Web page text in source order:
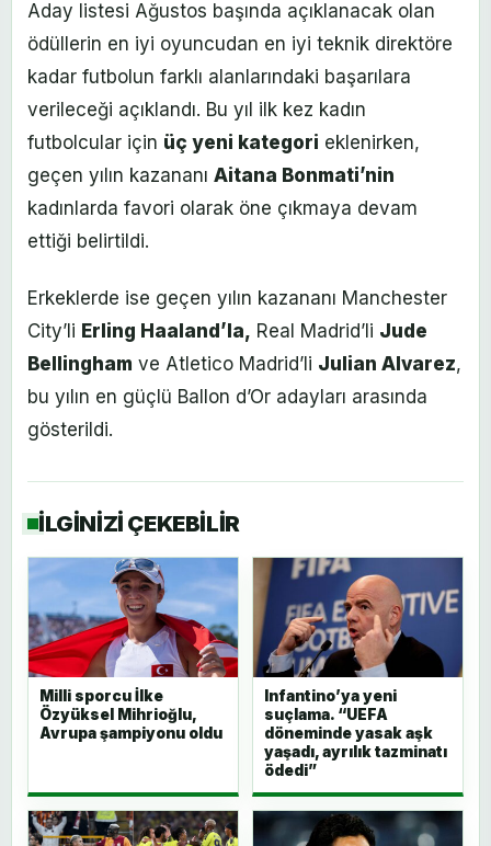
Aday listesi Ağustos başında açıklanacak olan
ödüllerin en iyi oyuncudan en iyi teknik direktöre
kadar futbolun farklı alanlarındaki başarılara
verileceği açıklandı. Bu yıl ilk kez kadın
futbolcular için üç yeni kategori eklenirken,
geçen yılın kazananı Aitana Bonmati’nin
kadınlarda favori olarak öne çıkmaya devam
ettiği belirtildi.
Erkeklerde ise geçen yılın kazananı Manchester
City’li Erling Haaland’la, Real Madrid’li Jude
Bellingham ve Atletico Madrid’li Julian Alvarez,
bu yılın en güçlü Ballon d’Or adayları arasında
gösterildi.
İLGİNİZİ ÇEKEBİLİR
Milli sporcu İlke
Özyüksel Mihrioğlu,
Avrupa şampiyonu oldu
Infantino’ya yeni
suçlama. “UEFA
döneminde yasak aşk
yaşadı, ayrılık tazminatı
ödedi”